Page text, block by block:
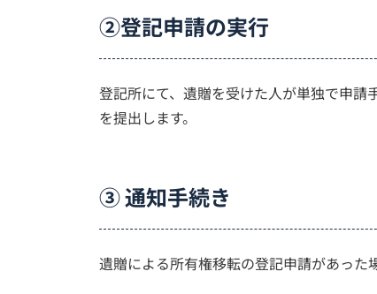
②登記申請の実行
登記所にて、遺贈を受けた人が単独で申請
を提出します。
③ 通知手続き
遺贈による所有権移転の登記申請があった